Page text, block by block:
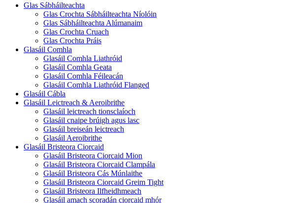
Glas Sábháilteachta
Glas Crochta Sábháilteachta Níolóin
Glas Sábháilteachta Alúmanaim
Glas Crochta Cruach
Glas Crochta Práis
Glasáil Comhla
Glasáil Comhla Liathróid
Glasáil Comhla Geata
Glasáil Comhla Féileacán
Glasáil Comhla Liathróid Flanged
Glasáil Cábla
Glasáil Leictreach & Aeroibrithe
Glasáil leictreach tionsclaíoch
Glasáil cnaipe brúigh agus lasc
Glasáil breiseán leictreach
Glasáil Aeroibrithe
Glasáil Bristeora Ciorcaid
Glasáil Bristeora Ciorcaid Mion
Glasáil Bristeora Ciorcaid Clampála
Glasáil Bristeora Cás Múnlaithe
Glasáil Bristeora Ciorcaid Greim Tight
Glasáil Bristeora Ilfheidhmeach
Glasáil amach scoradán ciorcaid mhór